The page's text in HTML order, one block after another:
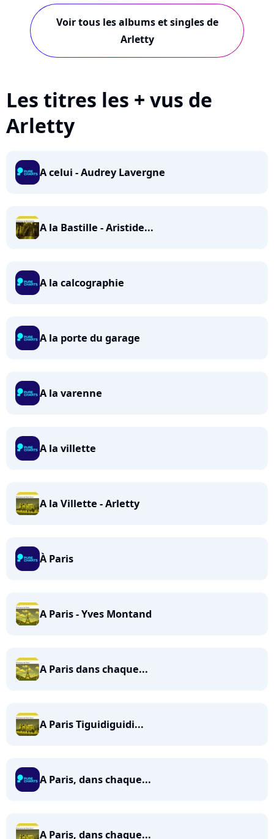
Voir tous les albums et singles de
Arletty
Les titres les + vus de
Arletty
A celui - Audrey Lavergne
A la Bastille - Aristide...
A la calcographie
A la porte du garage
A la varenne
A la villette
A la Villette - Arletty
À Paris
A Paris - Yves Montand
A Paris dans chaque...
A Paris Tiguidiguidi...
A Paris, dans chaque...
A Paris, dans chaque...